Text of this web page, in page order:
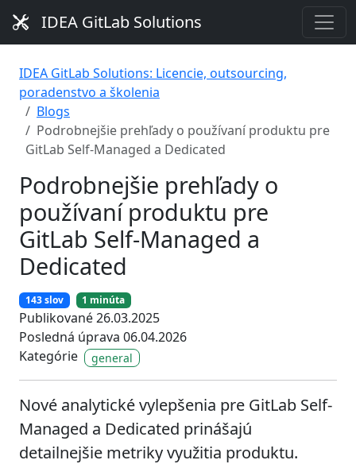
IDEA GitLab Solutions
IDEA GitLab Solutions: Licencie, outsourcing,
poradenstvo a školenia
Blogs
Podrobnejšie prehľady o používaní produktu pre
GitLab Self-Managed a Dedicated
Podrobnejšie prehľady o
používaní produktu pre
GitLab Self-Managed a
Dedicated
143 slov 1 minúta
Publikované 26.03.2025
Posledná úprava 06.04.2026
Kategórie
general
Nové analytické vylepšenia pre GitLab Self-
Managed a Dedicated prinášajú
detailnejšie metriky využitia produktu.